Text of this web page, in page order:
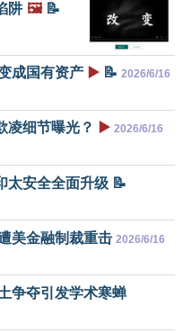
阱 🖼️📝
成国有资产 ▶️ 📝 2026/6/16
凌细节曝光？ ▶️ 2026/6/16
安全全面升级 📝
美金融制裁重击 2026/6/16
争夺引发学术寒蝉